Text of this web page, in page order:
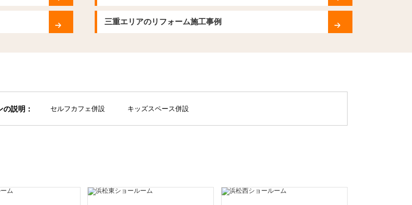
三重エリアのリフォーム施工事例
の説明： セルフカフェ併設 キッズスペース併設